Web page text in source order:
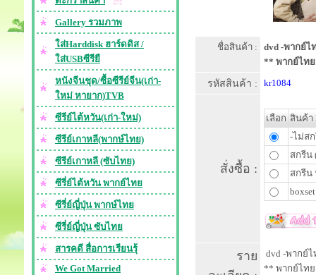
Gallery รวมภาพ
ใส่Harddisk ฮาร์ดดิส /
ใส่USBซีรียื
หนังจีนชุด/ซื้อซีรีย์จีน(เก่า-
ใหม่ หายาก)TVB
ซีรีย์ไต้หวัน(เก่า-ใหม่)
ซีรีย์เกาหลี(พากษ์ไทย)
ซีรีย์เกาหลี (ซับไทย)
ซีรี่ย์ไต้หวัน พากย์ไทย
ซีรี่ย์ญี่ปุ่น พากษ์ไทย
ซีรี่ย์ญี่ปุ่น ซับไทย
สารคดี สื่อการเรียนรุ้
We Got Married
ชื่อสินค้า :
dvd -พากย์ไ
** พากย์ไทย
รหัสสินค้า : kr1084
สั่งซื้อ :
เลือก สินค้า
-ไม่ส
สกรีน
สกรีน
ราย
dvd -พากย์ไ
** พากย์ไทย